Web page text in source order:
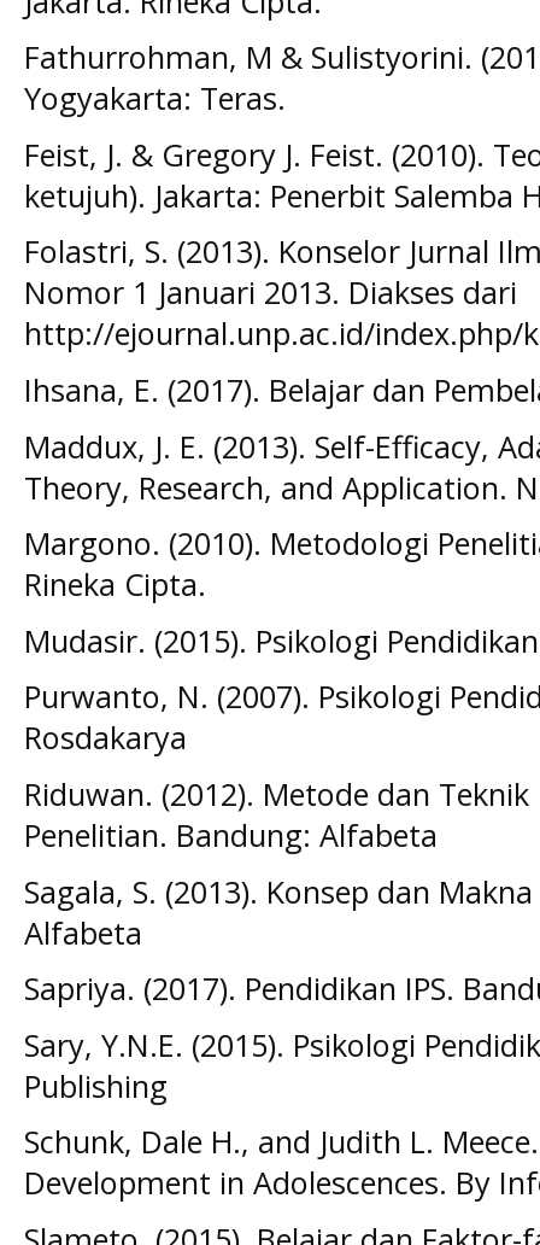
Fathurrohman, M & Sulistyorini.
Yogyakarta: Teras.
Feist, J. & Gregory J. Feist. (2010).
ketujuh). Jakarta: Penerbit Salemba
Folastri, S. (2013). Konselor Jurnal
Nomor 1 Januari 2013. Diakses dari
http://ejournal.unp.ac.id/index.php/
Ihsana, E. (2017). Belajar dan
Maddux, J. E. (2013). Self-Efficacy,
Theory, Research, and Application.
Margono. (2010). Metodologi
Rineka Cipta.
Mudasir. (2015). Psikologi
Purwanto, N. (2007). Psikologi
Rosdakarya
Riduwan. (2012). Metode dan
Penelitian. Bandung: Alfabeta
Sagala, S. (2013). Konsep dan
Alfabeta
Sapriya. (2017). Pendidikan IPS.
Sary, Y.N.E. (2015). Psikologi
Publishing
Schunk, Dale H., and Judith L.
Development in Adolescences. By